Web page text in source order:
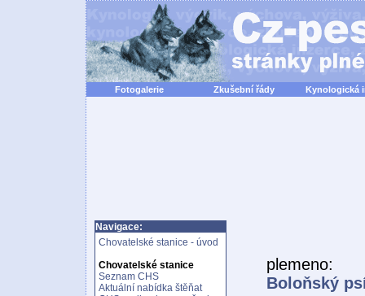
Fotogalerie Zkušební řády Kynologická
Navigace:
Chovatelské stanice - úvod
Chovatelské stanice
Seznam CHS
Aktuální nabídka štěňat
plemeno:
Boloňský